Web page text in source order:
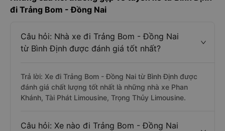
đi Trảng Bom - Đồng Nai
Câu hỏi: Nhà xe đi Trảng Bom - Đồng Nai
từ Bình Định được đánh giá tốt nhất?
Trả lời: Xe đi Trảng Bom - Đồng Nai từ Bình Định được
đánh giá chất lượng tốt nhất là những nhà xe Phan
Khánh, Tài Phát Limousine, Trọng Thủy Limousine.
Câu hỏi: Xe nào đi Trảng Bom - Đồng Nai